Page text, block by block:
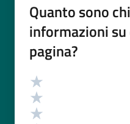
Quanto sono
informazioni
pagina?
Valutazione